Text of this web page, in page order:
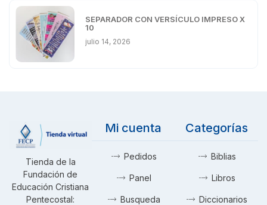
SEPARADOR CON VERSÍCULO IMPRESO X
10
julio 14, 2026
Tienda de la
Fundación de
Educación Cristiana
Pentecostal:
Mi cuenta
Pedidos
Panel
Busqueda
Categorías
Biblias
Libros
Diccionarios